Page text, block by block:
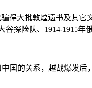
得大批敦煌遗书及其它
探险队、1914-1915年
国的关系，越战爆发